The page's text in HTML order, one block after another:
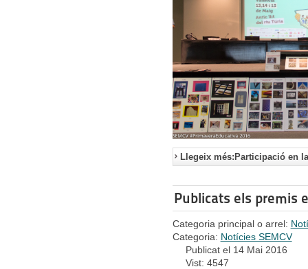
Llegeix més:Participació en
Publicats els premis
Categoria principal o arrel:
Categoria: Notícies SEMCV
Publicat el 14 Mai 2016
Vist: 4547